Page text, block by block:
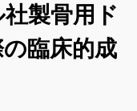
製骨用ド
臨床的成